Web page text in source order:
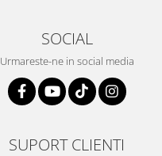
SOCIAL
Urmareste-ne in social media
SUPORT CLIENTI